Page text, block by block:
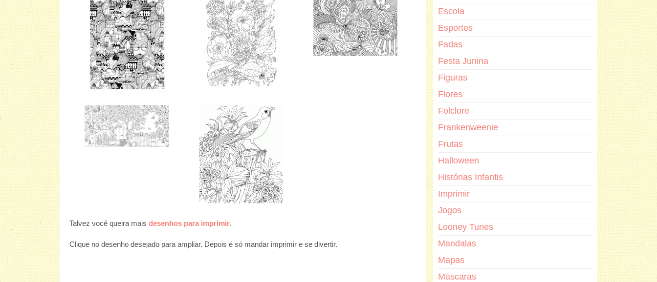
Talvez você queira mais desenhos para imprimir.
Clique no desenho desejado para ampliar. Depois é só mandar imprimir e se divertir.
Escola
Esportes
Fadas
Festa Junina
Figuras
Flores
Folclore
Frankenweenie
Frutas
Halloween
Histórias Infantis
Imprimir
Jogos
Looney Tunes
Mandalas
Mapas
Máscaras